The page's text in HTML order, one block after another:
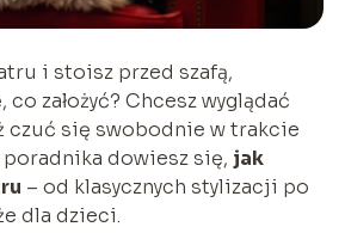
i stoisz przed szafą,
założyć? Chcesz wyglądać
czuć się swobodnie w trakcie
dowiesz się, jak
– od klasycznych stylizacji po
dla dzieci.